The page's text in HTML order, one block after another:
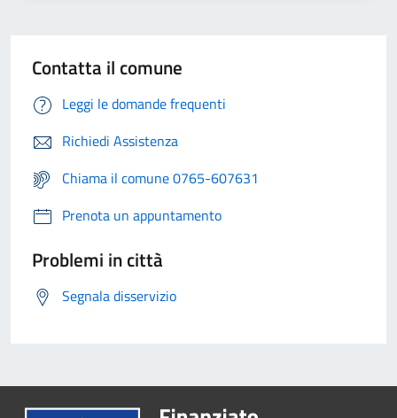
Contatta il comune
Leggi le domande frequenti
Richiedi Assistenza
Chiama il comune 0765-607631
Prenota un appuntamento
Problemi in città
Segnala disservizio